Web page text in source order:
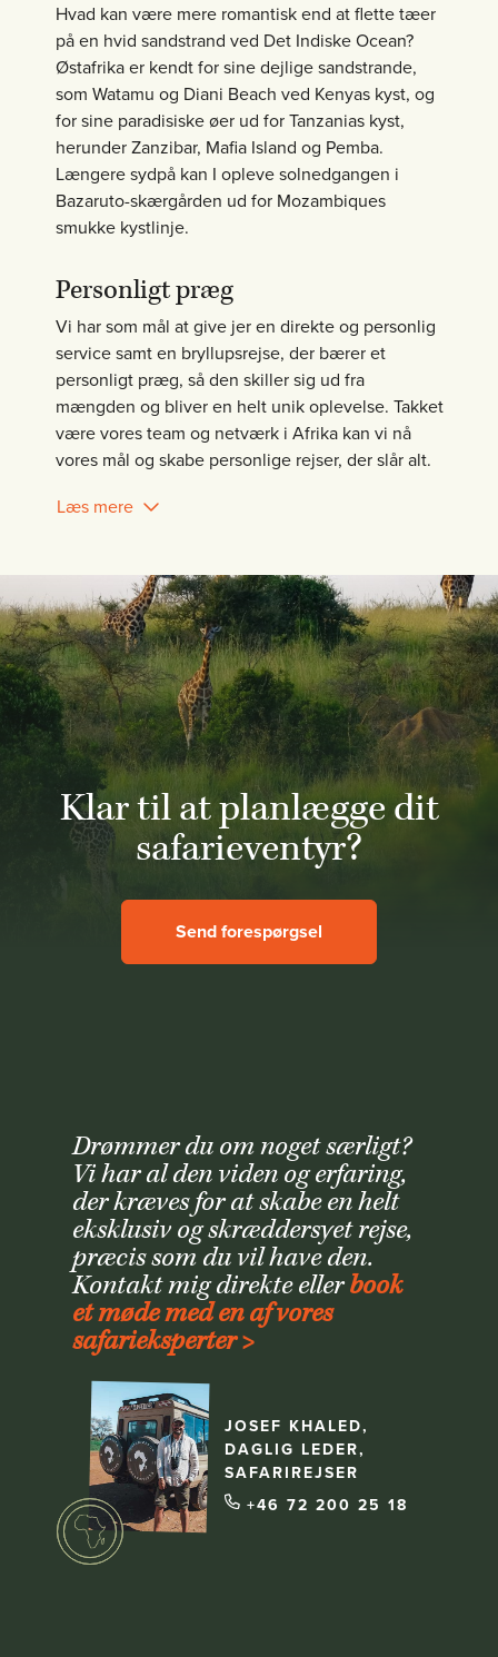
Hvad kan være mere romantisk end at flette tæer
på en hvid sandstrand ved Det Indiske Ocean?
Østafrika er kendt for sine dejlige sandstrande,
som Watamu og Diani Beach ved Kenyas kyst, og
for sine paradisiske øer ud for Tanzanias kyst,
herunder Zanzibar, Mafia Island og Pemba.
Længere sydpå kan I opleve solnedgangen i
Bazaruto-skærgården ud for Mozambiques
smukke kystlinje.
Personligt præg
Vi har som mål at give jer en direkte og personlig
service samt en bryllupsrejse, der bærer et
personligt præg, så den skiller sig ud fra
mængden og bliver en helt unik oplevelse. Takket
være vores team og netværk i Afrika kan vi nå
vores mål og skabe personlige rejser, der slår alt.
Læs mere
Klar til at planlægge dit
safarieventyr?
Send forespørgsel
Drømmer du om noget særligt?
Vi har al den viden og erfaring,
der kræves for at skabe en helt
eksklusiv og skræddersyet rejse,
præcis som du vil have den.
Kontakt mig direkte ellerbook
et møde med en af vores
safarieksperter >
JOSEF KHALED,
DAGLIG LEDER,
SAFARIREJSER
+46 72 200 25 18